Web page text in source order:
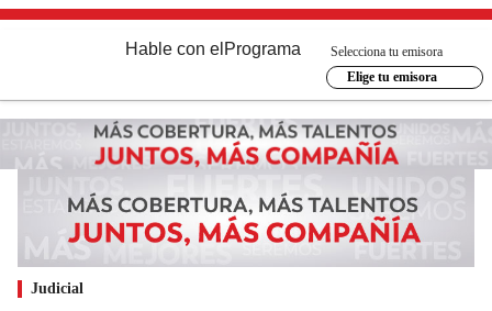
Hable con el Programa
Selecciona tu emisora
Elige tu emisora
Judicial